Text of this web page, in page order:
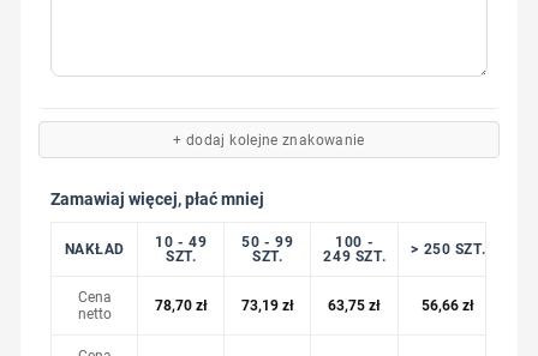
+ dodaj kolejne znakowanie
Zamawiaj więcej, płać mniej
NAKŁAD
10 - 49
SZT.
50 - 99
SZT.
100 -
249 SZT.
> 250 SZT.
Cena
netto
78,70 zł 73,19 zł 63,75zł 56,66zł